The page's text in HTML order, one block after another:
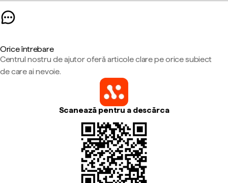
Orice întrebare
Centrul nostru de ajutor oferă articole clare pe orice subiect
de care ai nevoie.
Scanează pentru a descărca